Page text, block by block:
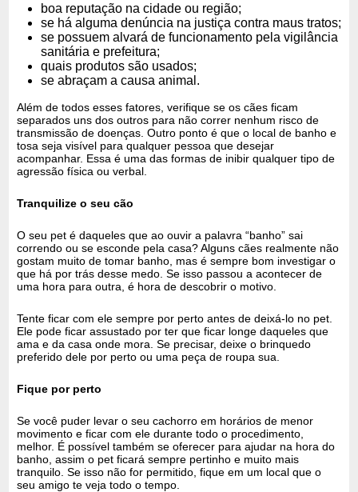
boa reputação na cidade ou região;
se há alguma denúncia na justiça contra maus tratos;
se possuem alvará de funcionamento pela vigilância
sanitária e prefeitura;
quais produtos são usados;
se abraçam a causa animal.
Além de todos esses fatores, verifique se os cães ficam
separados uns dos outros para não correr nenhum risco de
transmissão de doenças. Outro ponto é que o local de banho e
tosa seja visível para qualquer pessoa que desejar
acompanhar. Essa é uma das formas de inibir qualquer tipo de
agressão física ou verbal.
Tranquilize o seu cão
O seu pet é daqueles que ao ouvir a palavra “banho” sai
correndo ou se esconde pela casa? Alguns cães realmente não
gostam muito de tomar banho, mas é sempre bom investigar o
que há por trás desse medo. Se isso passou a acontecer de
uma hora para outra, é hora de descobrir o motivo.
Tente ficar com ele sempre por perto antes de deixá-lo no pet.
Ele pode ficar assustado por ter que ficar longe daqueles que
ama e da casa onde mora. Se precisar, deixe o brinquedo
preferido dele por perto ou uma peça de roupa sua.
Fique por perto
Se você puder levar o seu cachorro em horários de menor
movimento e ficar com ele durante todo o procedimento,
melhor. É possível também se oferecer para ajudar na hora do
banho, assim o pet ficará sempre pertinho e muito mais
tranquilo. Se isso não for permitido, fique em um local que o
seu amigo te veja todo o tempo.